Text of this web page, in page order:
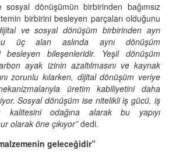
dönüşümün birbirinden bağımsız
birbirini besleyen parçaları olduğunu
ve sosyal dönüşüm birbirinden ayrı
üç alan aslında aynı dönüşüm
besleyen bileşenleridir. Yeşil dönüşüm
ayak izinin azaltılmasını ve kaynak
zorunlu kılarken, dijital dönüşüm veriye
üretim kabiliyetini daha
Sosyal dönüşüm ise nitelikli iş gücü, iş
odağına alarak bu yapıyı
olarak öne çıkıyor”dedi.
geleceğidir”